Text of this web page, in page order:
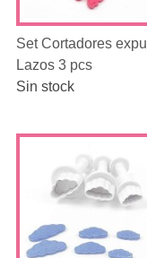
Set Cortadores
Lazos 3 pcs
Sin stock